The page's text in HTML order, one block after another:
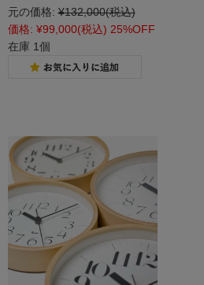
元の価格: ¥132,000(税込)
価格: ¥99,000(税込) 25%OFF
在庫 1個